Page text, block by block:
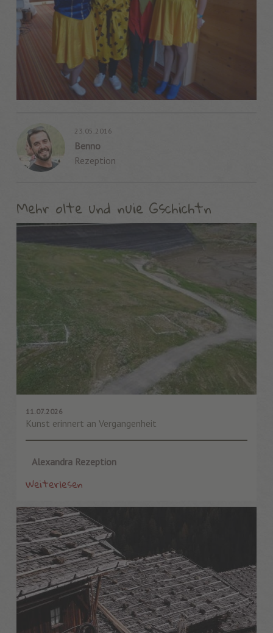
23.05.2016
Benno
Rezeption
Mehr olte und nuie Gschichtn
11.07.2026
Kunst erinnert an Vergangenheit
Alexandra Rezeption
Weiterlesen